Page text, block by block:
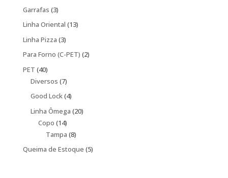
Garrafas 33
produtos
Linha Oriental 1313
Linha Pizza 33
produtos
Para Forno (C-PET) 22
PET 4040
produtos
Diversos 77
produtos
Good Lock 44
produtos
Linha Ômega 2020
Copo 1414
produtos
Tampa 88
produtos
Queima de Estoque 55